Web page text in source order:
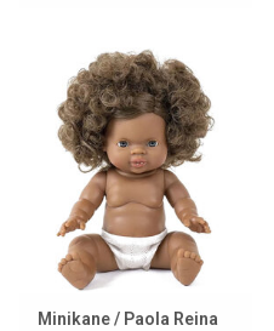
Minikane / Paola Reina